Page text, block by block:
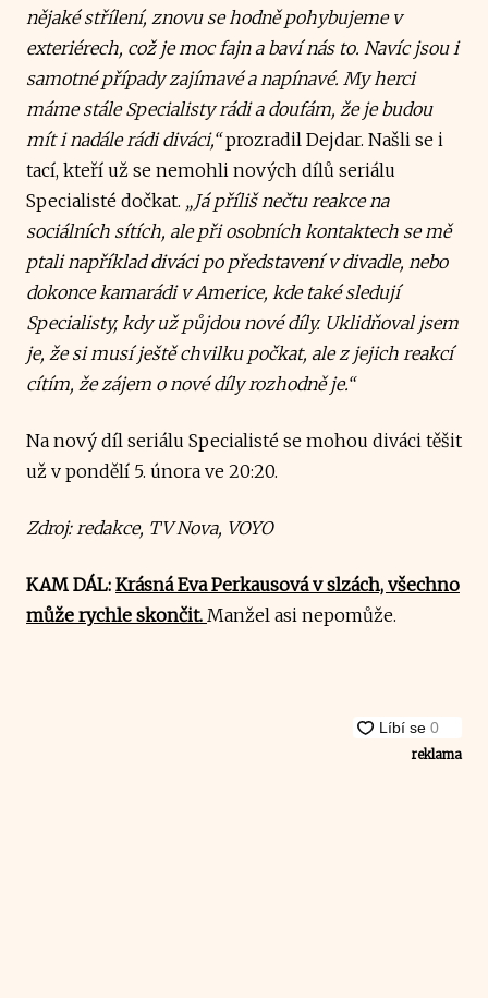
nějaké střílení, znovu se hodně pohybujeme v
exteriérech, což je moc fajn a baví nás to. Navíc jsou i
samotné případy zajímavé a napínavé. My herci
máme stále Specialisty rádi a doufám, že je budou
mít i nadále rádi diváci,“prozradil Dejdar. Našli se i
tací, kteří už se nemohli nových dílů seriálu
Specialisté dočkat. „Já příliš nečtu reakce na
sociálních sítích, ale při osobních kontaktech se mě
ptali například diváci po představení v divadle, nebo
dokonce kamarádi v Americe, kde také sledují
Specialisty, kdy už půjdou nové díly. Uklidňoval jsem
je, že si musí ještě chvilku počkat, ale z jejich reakcí
cítím, že zájem o nové díly rozhodně je.“
Na nový díl seriálu Specialisté se mohou diváci těšit
už v pondělí 5. února ve 20:20.
Zdroj: redakce, TV Nova, VOYO
KAM DÁL: Krásná Eva Perkausová v slzách, všechno
může rychle skončit. Manžel asi nepomůže.
reklama